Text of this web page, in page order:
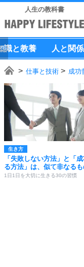
人生の教科書
識と教養 人 と 関係
仕事と技術 成功
生き方
「失敗しない方法」と「
る方法」は、似て非なるも
1日1日を大切に生きる30の習慣